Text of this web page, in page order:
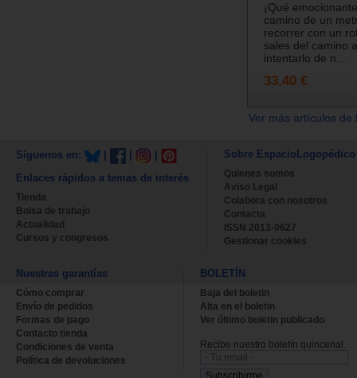
¡Qué
camino de un
recorrer con un
sales del camino
intentarlo de n...
33.40 €
Ver más artículos
Síguenos en:
Enlaces rápidos a temas de interés
Tienda
Bolsa de trabajo
Actualidad
Cursos y congresos
Sobre EspacioLogopédico
Quienes somos
Aviso Legal
Colabora con nosotros
Contacta
ISSN 2013-0627
Gestionar cookies
Nuestras garantías
Cómo comprar
Envío de pedidos
Formas de pago
Contacto tienda
Condiciones de venta
Política de devoluciones
BOLETÍN
Baja del boletin
Alta en el boletin
Ver último boletin publicado
Recibe nuestro boletín quincenal.